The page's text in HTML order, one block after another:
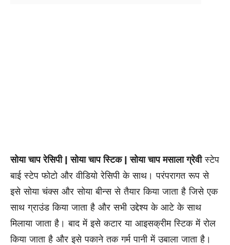
सोया चाप रेसिपी | सोया चाप स्टिक | सोया चाप मसाला ग्रेवीस्टेप
बाई स्टेप फोटो और वीडियो रेसिपी के साथ। परंपरागत रूप से
इसे सोया चंक्स और सोया बीन्स से तैयार किया जाता है जिसे एक
साथ ग्राउंड किया जाता है और सभी उद्देश्य के आटे के साथ
मिलाया जाता है। बाद में इसे कटार या आइसक्रीम स्टिक में रोल
किया जाता है और इसे पकाने तक गर्म पानी में उबाला जाता है।